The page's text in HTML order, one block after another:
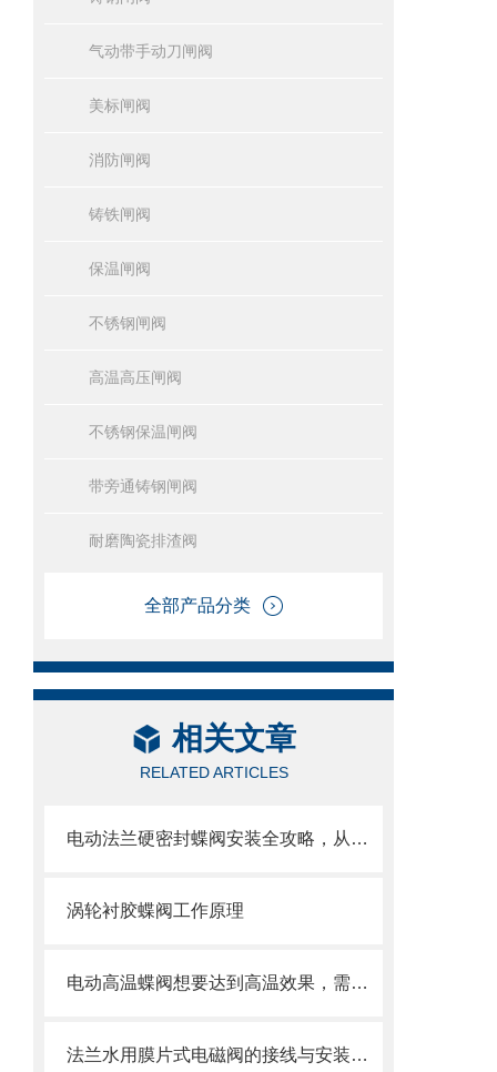
气动带手动刀闸阀
美标闸阀
消防闸阀
铸铁闸阀
保温闸阀
不锈钢闸阀
高温高压闸阀
不锈钢保温闸阀
带旁通铸钢闸阀
耐磨陶瓷排渣阀
全部产品分类
相关文章
RELATED ARTICLES
电动法兰硬密封蝶阀安装全攻略，从基础到调试的精密指南
涡轮衬胶蝶阀工作原理
电动高温蝶阀想要达到高温效果，需要满足以下几个要求
法兰水用膜片式电磁阀的接线与安装指南